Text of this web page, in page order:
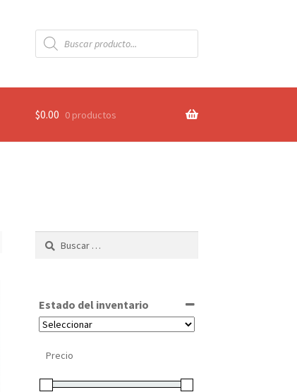
Búsqueda
de
productos
$0.00 0 productos
Buscar:
Estado del inventario
Precio